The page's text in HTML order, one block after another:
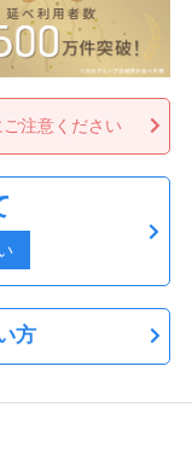
★★★★
ゴロしてて半日
は1日中ゴロゴ
たが、レビュー
いざ買って装着
の場合は目にフ
方頃から、違
注意ください
方